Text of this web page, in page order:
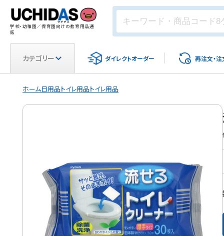
学校・幼稚園／保育園向けの教育用品通
販
カテゴリー ダイレクトオーダー 再注文・注
ホーム日用品トイレ用品トイレ用品